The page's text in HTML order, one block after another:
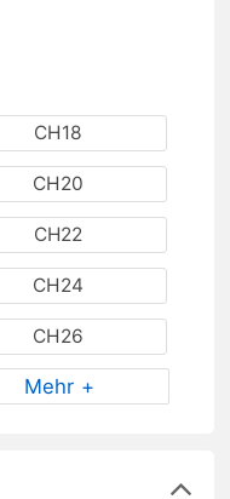
CH18
CH20
CH22
CH24
CH26
Mehr +